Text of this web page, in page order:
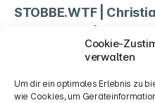
Cookie-
verwalten
Um dir ein optimales Erlebnis zu
wie Cookies, um
STOBBE.WTF |